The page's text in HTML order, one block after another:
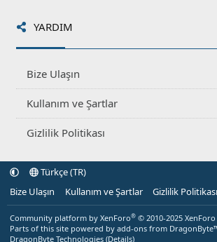
YARDIM
Bize Ulaşın
Kullanım ve Şartlar
Gizlilik Politikası
Türkçe (TR)
Bize Ulaşın
Kullanım ve Şartlar Gizlilik Politikası
Community platform by XenForo® © 2010-2025
Parts of this site powered by add-ons from
DragonByte Technologies (Details)